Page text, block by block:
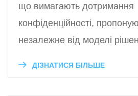
що вимагають дотримання
конфіденційності,
незалежне від моделі
ДІЗНАТИСЯ БІЛЬШЕ